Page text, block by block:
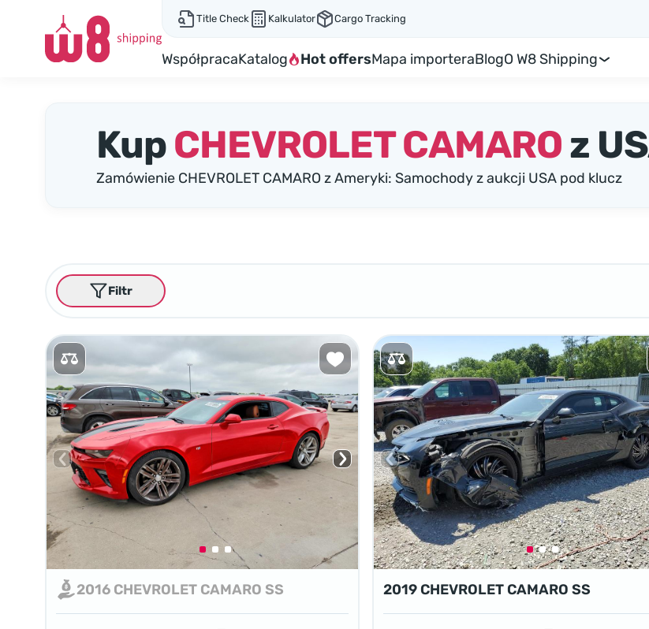
Title Check Kalkulator Cargo Tracking
WspółpracaKatalog Hot offersMapa importeraBlogO W8 Shipping
KupCHEVROLET CAMAROz
Zamówienie CHEVROLET CAMARO z Ameryki: Samochody z aukcji USA pod klucz
Filtr
2016 CHEVROLET CAMARO SS 2019 CHEVROLET CAMARO SS